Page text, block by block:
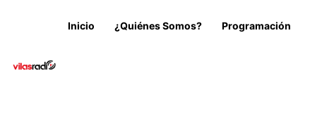
Inicio ¿Quiénes Somos? Programación